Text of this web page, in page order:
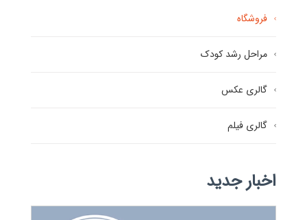
فروشگاه
مراحل رشد کودک
گالری عکس
گالری فیلم
اخبار جدید